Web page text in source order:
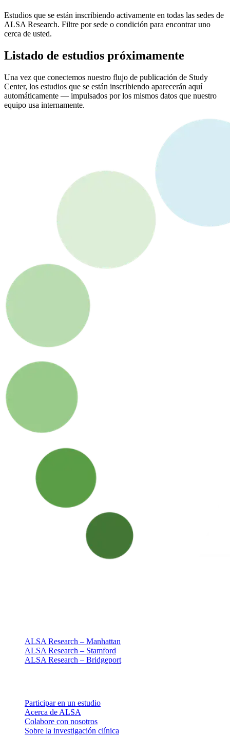
Estudios que se están inscribiendo activamente en todas las sedes de
ALSA Research. Filtre por sede o condición para encontrar uno
cerca de usted.
Listado de estudios próximamente
Una vez que conectemos nuestro flujo de publicación de Study
Center, los estudios que se están inscribiendo aparecerán aquí
automáticamente — impulsados por los mismos datos que nuestro
equipo usa internamente.
ALSA Research – Manhattan
ALSA Research – Stamford
ALSA Research – Bridgeport
Participar en un estudio
Acerca de ALSA
Colabore con nosotros
Sobre la investigación clínica